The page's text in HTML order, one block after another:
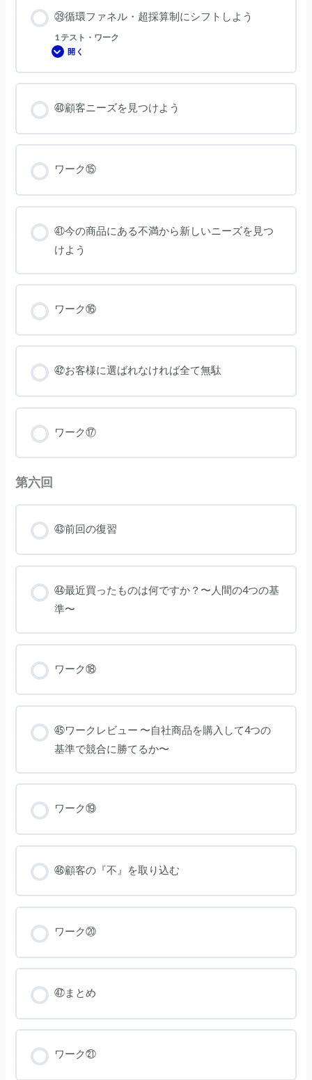
㊴循環ファネル・超採算制にシフトしよう
1 テスト・ワーク
開く
㊴
環
フ
ル・
算
制
フ
う
㊵顧客ニーズを見つけよう
ワーク⑮
㊶今の商品にある不満から新しいニーズを見つ
けよう
ワーク⑯
㊷お客様に選ばれなければ全て無駄
ワーク⑰
第六回
㊸前回の復習
㊹最近買ったものは何ですか？〜人間の4つの基
準〜
ワーク⑱
㊺ワークレビュー 〜自社商品を購入して4つの
基準で競合に勝てるか〜
ワーク⑲
㊻顧客の『不』を取り込む
ワーク⑳
㊼まとめ
ワーク㉑